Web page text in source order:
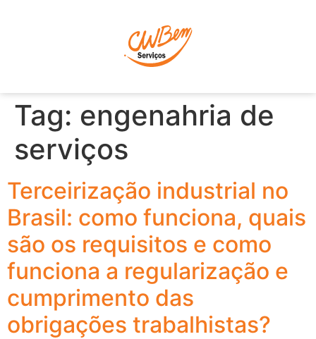
Tag: engenahria de
serviços
Terceirização industrial no
Brasil: como funciona, quais
são os requisitos e como
funciona a regularização e
cumprimento das
obrigações trabalhistas?